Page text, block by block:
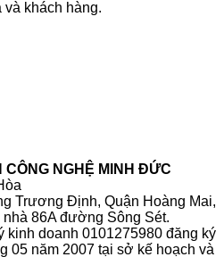
khách hàng.
CÔNG NGHỆ MINH ĐỨC
Trương Định, Quận Hoàng Mai,
86A đường Sông Sét.
kinh doanh 0101275980 đăng ký
05 năm 2007 tại sở kế hoạch và